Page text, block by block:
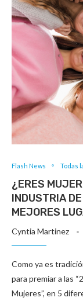
Flash News Todas
¿ERES
INDUSTRIA
MEJORES
Cyntia Martinez
Como ya es
para premiar a las
Mujeres”, en 5